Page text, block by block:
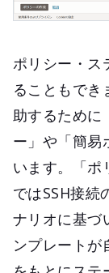
ポリシー・ス
ることもでき
助するために
ー」や「簡易
います。「ポ
ではSSH接続
ナリオに基づ
ンプレートが